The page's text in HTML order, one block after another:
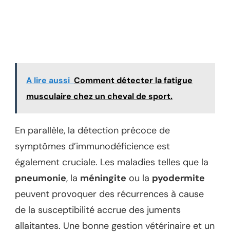
A lire aussi Comment détecter la fatigue
musculaire chez un cheval de sport.
En parallèle, la détection précoce de
symptômes d’immunodéficience est
également cruciale. Les maladies telles que la
pneumonie, la méningite ou la pyodermite
peuvent provoquer des récurrences à cause
de la susceptibilité accrue des juments
allaitantes. Une bonne gestion vétérinaire et un